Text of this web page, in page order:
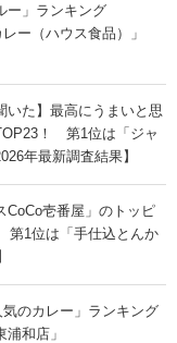
ー」ランキング
ー（ハウス食品）」
いた】最高にうまいと思
！ 第1位は「ジャ
年最新調査結果】
CoCo壱番屋」のトッピ
1位は「手仕込とんか
気のカレー」ランキング
和店」